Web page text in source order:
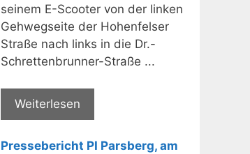
seinem E-Scooter von der linken
Gehwegseite der Hohenfelser
Straße nach links in die Dr.-
Schrettenbrunner-Straße ...
Weiterlesen
Pressebericht PI Parsberg, am